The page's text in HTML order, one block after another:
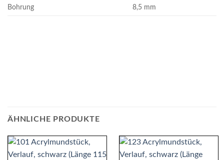
Bohrung 8,5 mm
ÄHNLICHE PRODUKTE